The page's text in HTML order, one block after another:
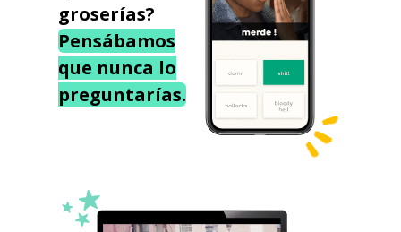
groserías?
Pensábamos
que nunca lo
preguntarías.